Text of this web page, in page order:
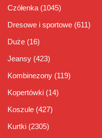
Czółenka (1045)
Dresowe i sportowe (611)
Duże (16)
Jeansy (423)
Kombinezony (119)
Kopertówki (14)
Koszule (427)
Kurtki (2305)